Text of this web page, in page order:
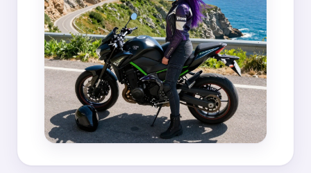
MapLibre|OpenFreeMap © OpenMapTilesData fromOpenStreetMap